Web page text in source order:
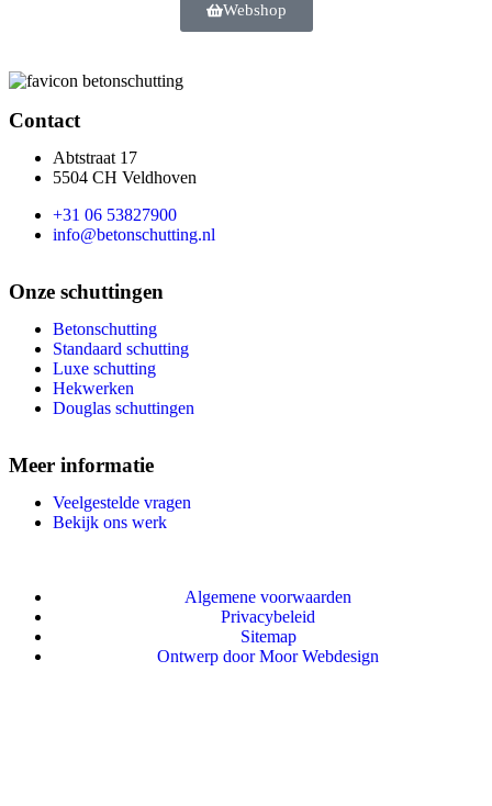
Webshop
Contact
Abtstraat 17
5504 CH Veldhoven
+31 06 53827900
info@betonschutting.nl
Onze schuttingen
Betonschutting
Standaard schutting
Luxe schutting
Hekwerken
Douglas schuttingen
Meer informatie
Veelgestelde vragen
Bekijk ons werk
Algemene voorwaarden
Privacybeleid
Sitemap
Ontwerp door Moor Webdesign